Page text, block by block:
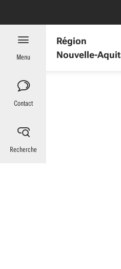
Région
Nouvelle-
Menu
Contact
Recherche